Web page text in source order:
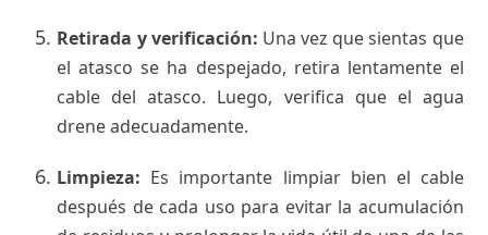
Retirada y verificación: Una vez que sientas que
el atasco se ha despejado, retira lentamente el
cable del atasco. Luego, verifica que el agua
drene adecuadamente.
Limpieza: Es importante limpiar bien el cable
después de cada uso para evitar la acumulación